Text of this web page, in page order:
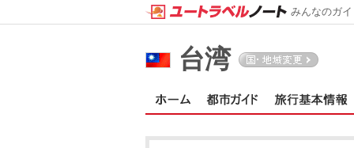
台湾
みんなのガ